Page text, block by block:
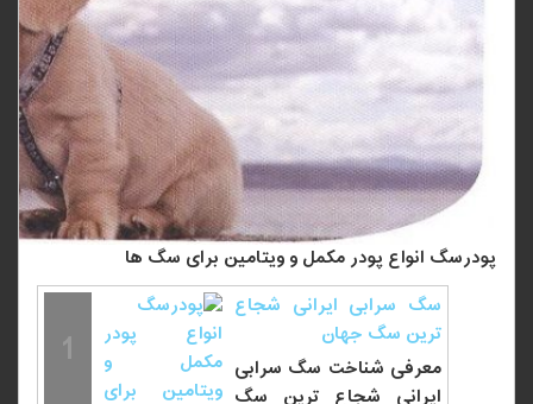
پودرسگ انواع پودر مکمل و ویتامین برای سگ ها
1
سگ سرابی ایرانی شجاع
ترین سگ جهان
معرفی شناخت سگ سرابی